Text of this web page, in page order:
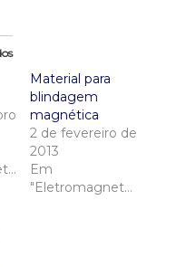
"Eletromagnetismo"
Material para
blindagem
magnética
2 de fevereiro de
2013
Em
"Eletromagnetismo"